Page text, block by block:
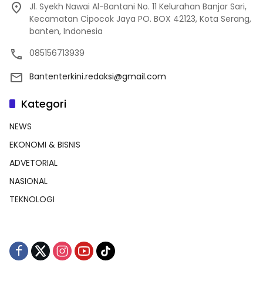
Jl. Syekh Nawai Al-Bantani No. 11 Kelurahan Banjar Sari,
Kecamatan Cipocok Jaya PO. BOX 42123, Kota Serang,
banten, Indonesia
085156713939
Bantenterkini.redaksi@gmail.com
Kategori
NEWS
EKONOMI & BISNIS
ADVETORIAL
NASIONAL
TEKNOLOGI